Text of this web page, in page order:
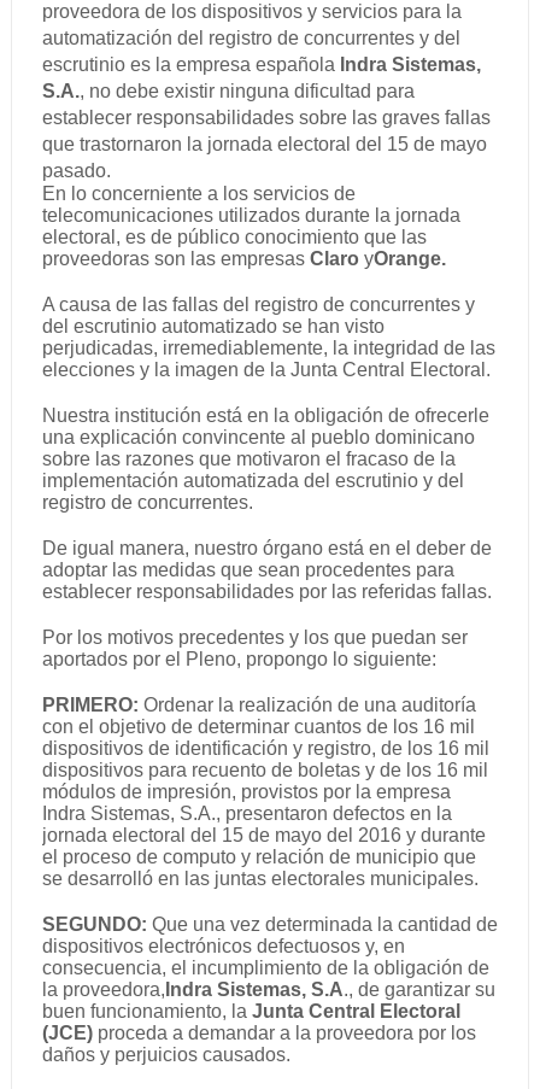
proveedora de los dispositivos y servicios para la
automatización del registro de concurrentes y del
escrutinio es la empresa española Indra Sistemas,
S.A., no debe existir ninguna dificultad para
establecer responsabilidades sobre las graves fallas
que trastornaron la jornada electoral del 15 de mayo
pasado.
En lo concerniente a los servicios de
telecomunicaciones utilizados durante la jornada
electoral, es de público conocimiento que las
proveedoras son las empresas Claro yOrange.
A causa de las fallas del registro de concurrentes y
del escrutinio automatizado se han visto
perjudicadas, irremediablemente, la integridad de las
elecciones y la imagen de la Junta Central Electoral.
Nuestra institución está en la obligación de ofrecerle
una explicación convincente al pueblo dominicano
sobre las razones que motivaron el fracaso de la
implementación automatizada del escrutinio y del
registro de concurrentes.
De igual manera, nuestro órgano está en el deber de
adoptar las medidas que sean procedentes para
establecer responsabilidades por las referidas fallas.
Por los motivos precedentes y los que puedan ser
aportados por el Pleno, propongo lo siguiente:
PRIMERO: Ordenar la realización de una auditoría
con el objetivo de determinar cuantos de los 16 mil
dispositivos de identificación y registro, de los 16 mil
dispositivos para recuento de boletas y de los 16 mil
módulos de impresión, provistos por la empresa
Indra Sistemas, S.A., presentaron defectos en la
jornada electoral del 15 de mayo del 2016 y durante
el proceso de computo y relación de municipio que
se desarrolló en las juntas electorales municipales.
SEGUNDO: Que una vez determinada la cantidad de
dispositivos electrónicos defectuosos y, en
consecuencia, el incumplimiento de la obligación de
la proveedora, Indra Sistemas, S.A., de garantizar su
buen funcionamiento, la Junta Central Electoral
(JCE)proceda a demandar a la proveedora por los
daños y perjuicios causados.